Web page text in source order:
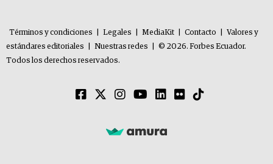
Términos y condiciones Legales MediaKit Contacto
Valores y
estándares editoriales
Nuestras redes
© 2026. Forbes Ecuador.
Todos los derechos reservados.